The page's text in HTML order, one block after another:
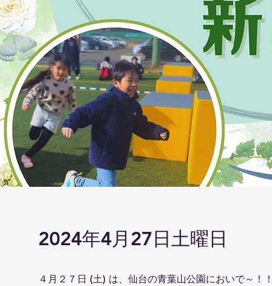
2024年4月27日土曜日
４月２７日 (土) は、仙台の青葉山公園においで～！